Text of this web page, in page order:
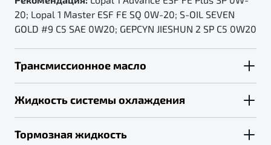
20; Lopal 1 Master ESF FE SQ 0W-20; S-OIL SEVEN
GOLD #9 C5 SAE 0W20; GEPCYN JIESHUN 2 SP C5 0W20
Трансмиссионное масло
Жидкость системы охлаждения
Тормозная жидкость